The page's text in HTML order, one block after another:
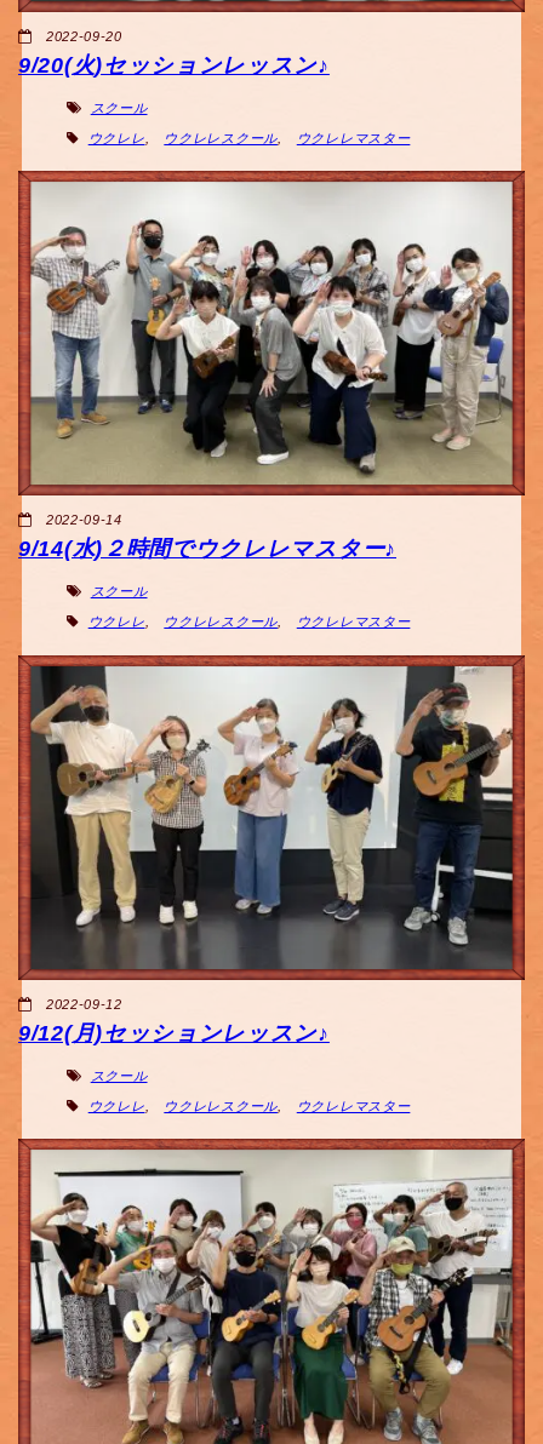
2022-09-20
9/20(火)セッションレッスン♪
スクール
ウクレレ ウクレレスクール, ウクレレマスター
2022-09-14
9/14(水)２時間でウクレレマスター♪
スクール
ウクレレ, ウクレレスクール, ウクレレマスター
2022-09-12
9/12(月)セッションレッスン♪
スクール
ウクレレ ウクレレスクール, ウクレレマスター